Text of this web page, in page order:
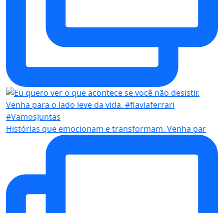
Histórias que emocionam e transformam. Venha par